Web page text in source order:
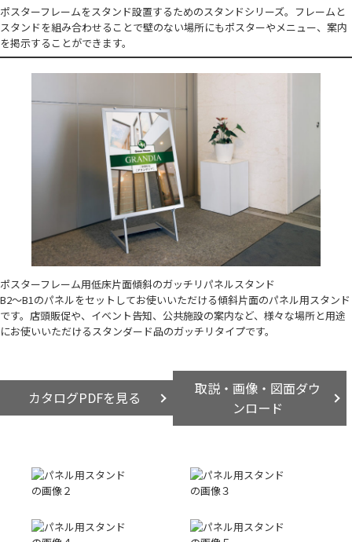
ポスターフレームをスタンド設置するためのスタンドシリーズ。フレームと
スタンドを組み合わせることで壁のない場所にもポスターやメニュー、案内
を掲示することができます。
ポスターフレーム用低床片面傾斜のガッチリパネルスタンド
B2～B1のパネルをセットしてお使いいただける傾斜片面のパネル用スタンド
です。店頭販促や、イベント告知、公共施設の案内など、様々な場所と用途
にお使いいただけるスタンダード品のガッチリタイプです。
カタログPDFを見る
取説・画像・図面ダウ
ンロード